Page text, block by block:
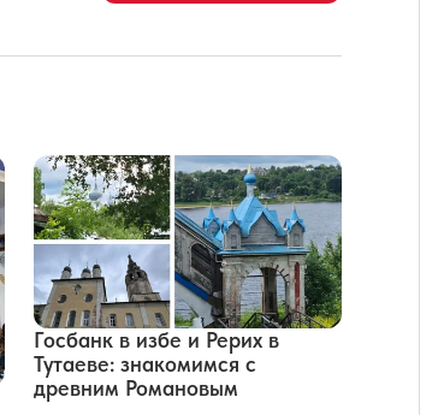
Госбанк в избе и Рерих в
Тутаеве: знакомимся с
древним Романовым